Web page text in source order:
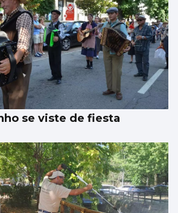
se viste de fiesta